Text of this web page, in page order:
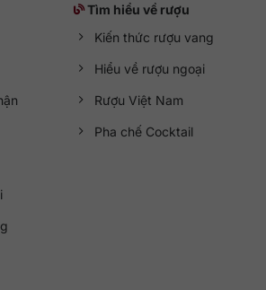
Tìm hiểu về rượu
Kiến thức rượu vang
Hiểu về rượu ngoại
Rượu Việt Nam
Pha chế Cocktail